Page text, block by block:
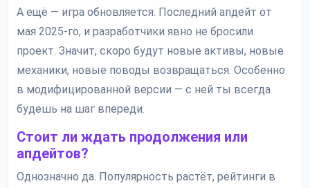
А ещё — игра обновляется. Последний апдейт от
мая 2025-го, и разработчики явно не бросили
проект. Значит, скоро будут новые активы, новые
механики, новые поводы возвращаться. Особенно
в модифицированной версии — с ней ты всегда
будешь на шаг впереди.
Стоит ли ждать продолжения или
апдейтов?
Однозначно да. Популярность растёт, рейтинги в